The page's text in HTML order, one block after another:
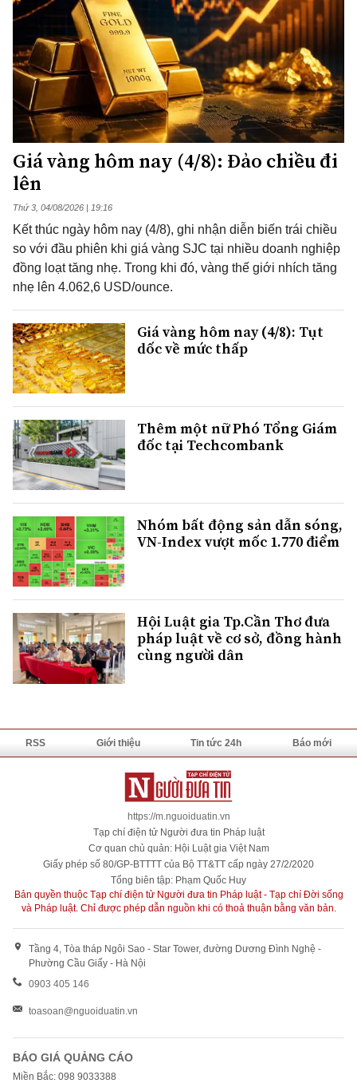
Giá vàng hôm nay (4/8): Đảo chiều đi
lên
Thứ 3, 04/08/2026 | 19:16
Kết thúc ngày hôm nay (4/8), ghi nhận diễn biến trái chiều
so với đầu phiên khi giá vàng SJC tại nhiều doanh nghiệp
đồng loạt tăng nhẹ. Trong khi đó, vàng thế giới nhích tăng
nhẹ lên 4.062,6 USD/ounce.
Giá vàng hôm nay (4/8): Tụt
dốc về mức thấp
Thêm một nữ Phó Tổng Giám
đốc tại Techcombank
Nhóm bất động sản dẫn sóng,
VN-Index vượt mốc 1.770 điểm
Hội Luật gia Tp.Cần Thơ đưa
pháp luật về cơ sở, đồng hành
cùng người dân
RSS Giới thiệu Tin tức 24h Báo mới
https://m.nguoiduatin.vn
Tạp chí điện tử Người đưa tin Pháp luật
Cơ quan chủ quản: Hội Luật gia Việt Nam
Giấy phép số 80/GP-BTTTT của Bộ TT&TT cấp ngày 27/2/2020
Tổng biên tập: Phạm Quốc Huy
Bản quyền thuộc Tạp chí điện tử Người đưa tin Pháp luật - Tạp chí Đời sống
và Pháp luật. Chỉ được phép dẫn nguồn khi có thoả thuận bằng văn bản.
Tầng 4, Tòa tháp Ngôi Sao - Star Tower, đường Dương Đình Nghệ -
Phường Cầu Giấy - Hà Nội
0903 405 146
toasoan@nguoiduatin.vn
BÁO GIÁ QUẢNG CÁO
Miền Bắc: 098 9033388